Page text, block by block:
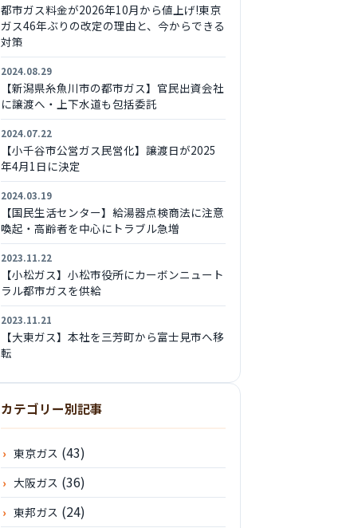
都市ガス料金が2026年10月から値上げ!東京
ガス46年ぶりの改定の理由と、今からできる
対策
2024.08.29
【新潟県糸魚川市の都市ガス】官民出資会社
に譲渡へ・上下水道も包括委託
2024.07.22
【小千谷市公営ガス民営化】譲渡日が2025
年4月1日に決定
2024.03.19
【国民生活センター】給湯器点検商法に注意
喚起・高齢者を中心にトラブル急増
2023.11.22
【小松ガス】小松市役所にカーボンニュート
ラル都市ガスを供給
2023.11.21
【大東ガス】本社を三芳町から富士見市へ移
転
カテゴリー別記事
東京ガス (43)
大阪ガス (36)
東邦ガス (24)